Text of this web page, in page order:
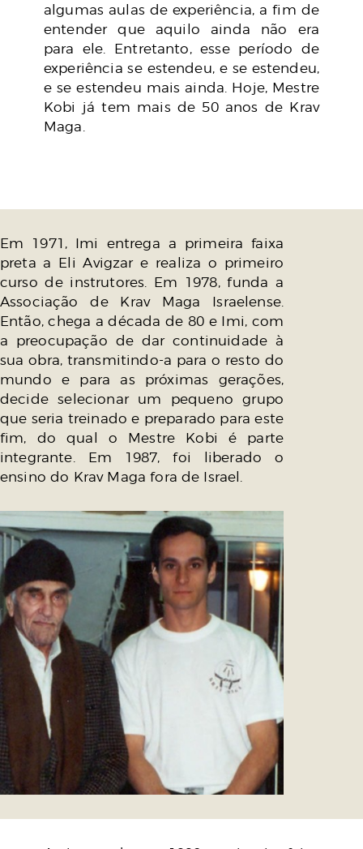
algumas aulas de experiência, a fim de
entender que aquilo ainda não era
para ele. Entretanto, esse período de
experiência se estendeu, e se estendeu,
e se estendeu mais ainda. Hoje, Mestre
Kobi já tem mais de 50 anos de Krav
Maga.
Em 1971, Imi entrega a primeira faixa
preta a Eli Avigzar e realiza o primeiro
curso de instrutores. Em 1978, funda a
Associação de Krav Maga Israelense.
Então, chega a década de 80 e Imi, com
a preocupação de dar continuidade à
sua obra, transmitindo-a para o resto do
mundo e para as próximas gerações,
decide selecionar um pequeno grupo
que seria treinado e preparado para este
fim, do qual o Mestre Kobi é parte
integrante. Em 1987, foi liberado o
ensino do Krav Maga fora de Israel.